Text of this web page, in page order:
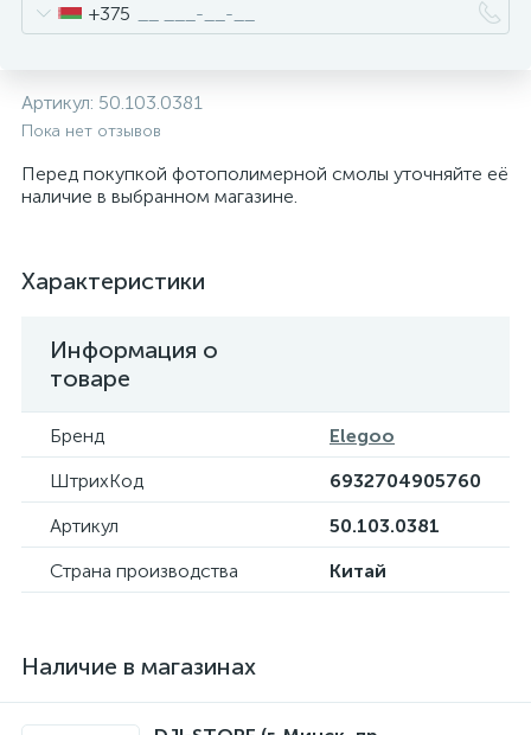
+375
Артикул: 50.103.0381
Пока нет отзывов
Перед покупкой фотополимерной смолы уточняйте её
наличие в выбранном магазине.
Характеристики
Информация о
товаре
Бренд
Elegoo
ШтрихКод
6932704905760
Артикул
50.103.0381
Страна производства
Китай
Наличие в магазинах